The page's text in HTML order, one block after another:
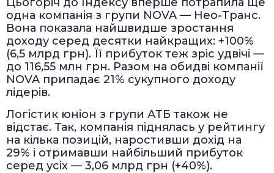
одна компанія з групи NOVA — Нео-Транс.
Вона показала найшвидше зростання
доходу серед десятки найкращих: +100%
(6,5 млрд грн). Її прибуток теж зріс удвічі —
до 116,55 млн грн. Разом на обидві компанії
NOVA припадає 21% сукупного доходу
лідерів.
Логістик юніон з групи АТБ також не
відстає. Так, компанія піднялась у рейтингу
на кілька позицій, наростивши дохід на
29% і отримавши найбільший прибуток
серед усіх — 3,06 млрд грн (+40%).